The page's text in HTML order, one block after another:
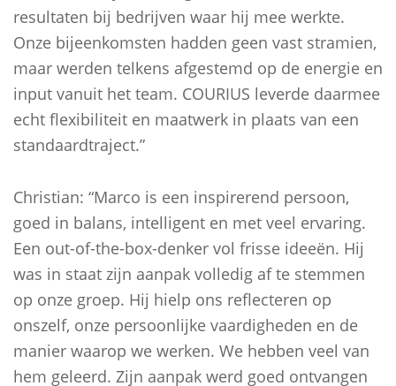
resultaten bij bedrijven waar hij mee werkte.
Onze bijeenkomsten hadden geen vast stramien,
maar werden telkens afgestemd op de energie en
input vanuit het team. COURIUS leverde daarmee
echt flexibiliteit en maatwerk in plaats van een
standaardtraject.”
Christian: “Marco is een inspirerend persoon,
goed in balans, intelligent en met veel ervaring.
Een out-of-the-box-denker vol frisse ideeën. Hij
was in staat zijn aanpak volledig af te stemmen
op onze groep. Hij hielp ons reflecteren op
onszelf, onze persoonlijke vaardigheden en de
manier waarop we werken. We hebben veel van
hem geleerd. Zijn aanpak werd goed ontvangen